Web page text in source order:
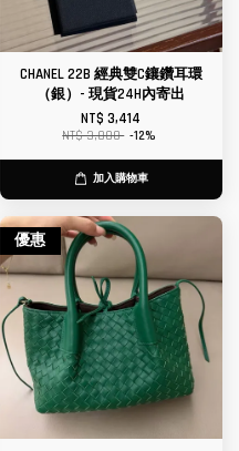
CHANEL 22B 經典雙C鑲鑽耳環
（銀）- 現貨24H內寄出
NT$ 3,414
NT$ 3,880 -12%
加入購物車
優惠